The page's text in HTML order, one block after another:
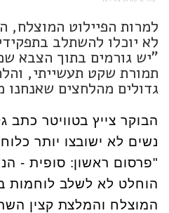
למרות הפיילוט המוצלח,
לא יוכלו להשתלב
"יש גורמים בתוך הצבא
תמורת שקט תעשייתי,
גדולים מהלחצים שאנחנו
הבוקר צייץ בטוויטר כתב
נשים לא ישובצו יותר
"פרסום ראשון: סופית -
הוחלט לא לשלב לוחמות
המוצלח והמלצת קצין